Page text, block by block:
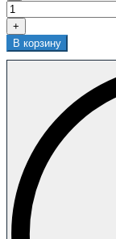
+
В корзину